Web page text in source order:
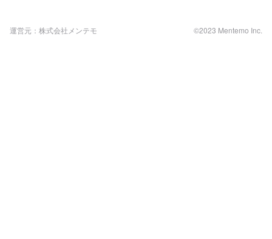
運営元：株式会社メンテモ ©2023 Mentemo Inc.